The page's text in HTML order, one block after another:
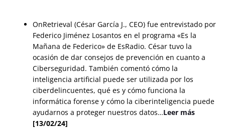
OnRetrieval (César García J., CEO) fue entrevistado por
Federico Jiménez Losantos en el programa «Es la
Mañana de Federico» de EsRadio. César tuvo la
ocasión de dar consejos de prevención en cuanto a
Ciberseguridad. También comentó cómo la
inteligencia artificial puede ser utilizada por los
ciberdelincuentes, qué es y cómo funciona la
informática forense y cómo la ciberinteligencia puede
ayudarnos a proteger nuestros datos…Leer más
[13/02/24]